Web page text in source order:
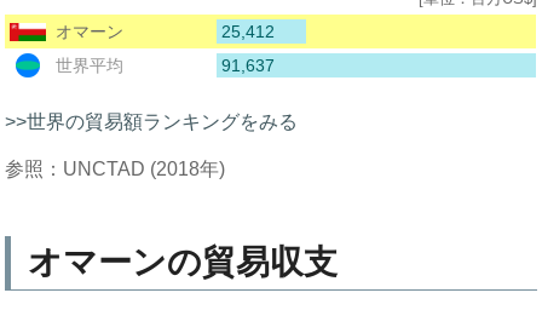
オマーン
25,412
世界平均
91,637
>>世界の貿易額ランキングをみる
参照：UNCTAD (2018年)
オマーンの貿易収支